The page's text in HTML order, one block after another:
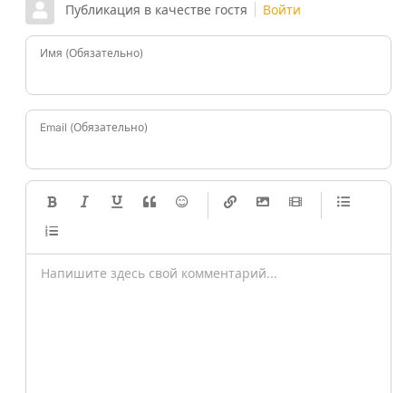
Публикация в качестве гостя Войти
Имя (Обязательно)
Email (Обязательно)
-
-
-
-
-